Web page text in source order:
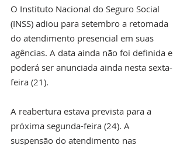
O Instituto Nacional do Seguro Social
(INSS) adiou para setembro a retomada
do atendimento presencial em suas
agências. A data ainda não foi definida e
poderá ser anunciada ainda nesta sexta-
feira (21).
A reabertura estava prevista para a
próxima segunda-feira (24). A
suspensão do atendimento nas